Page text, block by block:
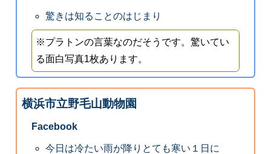
驚きは知ることのはじまり
※プラトンの言葉なのだそうです。驚いてい
る面白写真1枚あります。
横浜市立野毛山動物園
Facebook
今日は冷たい雨が降りとても寒い１日に